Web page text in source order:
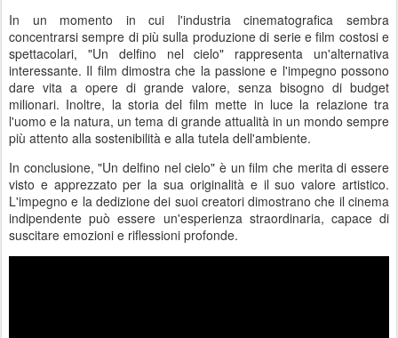
In un momento in cui l'industria cinematografica sembra
concentrarsi sempre di più sulla produzione di serie e film costosi e
spettacolari, "Un delfino nel cielo" rappresenta un'alternativa
interessante. Il film dimostra che la passione e l'impegno possono
dare vita a opere di grande valore, senza bisogno di budget
milionari. Inoltre, la storia del film mette in luce la relazione tra
l'uomo e la natura, un tema di grande attualità in un mondo sempre
più attento alla sostenibilità e alla tutela dell'ambiente.
In conclusione, "Un delfino nel cielo" è un film che merita di essere
visto e apprezzato per la sua originalità e il suo valore artistico.
L'impegno e la dedizione dei suoi creatori dimostrano che il cinema
indipendente può essere un'esperienza straordinaria, capace di
suscitare emozioni e riflessioni profonde.